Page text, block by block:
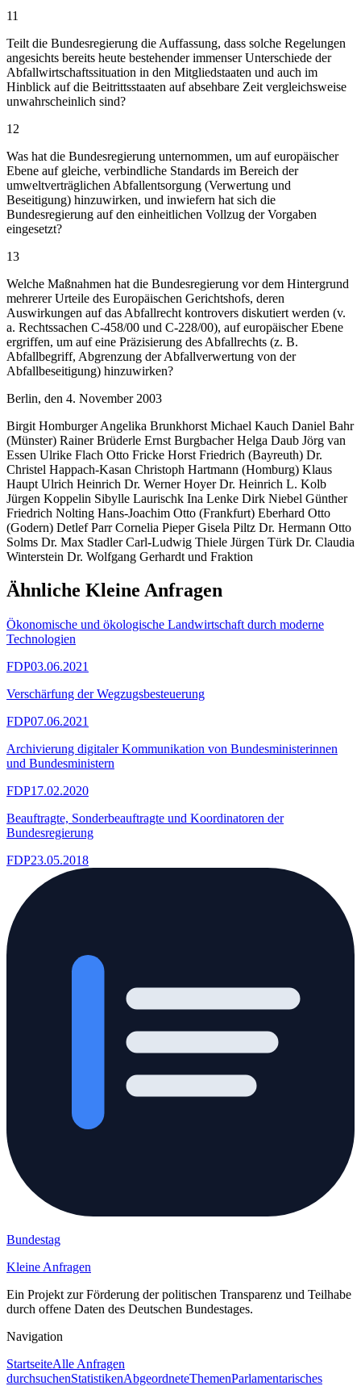
11
Teilt die Bundesregierung die Auffassung, dass solche Regelungen
angesichts bereits heute bestehender immenser Unterschiede der
Abfallwirtschaftssituation in den Mitgliedstaaten und auch im
Hinblick auf die Beitrittsstaaten auf absehbare Zeit vergleichsweise
unwahrscheinlich sind?
12
Was hat die Bundesregierung unternommen, um auf europäischer
Ebene auf gleiche, verbindliche Standards im Bereich der
umweltverträglichen Abfallentsorgung (Verwertung und
Beseitigung) hinzuwirken, und inwiefern hat sich die
Bundesregierung auf den einheitlichen Vollzug der Vorgaben
eingesetzt?
13
Welche Maßnahmen hat die Bundesregierung vor dem Hintergrund
mehrerer Urteile des Europäischen Gerichtshofs, deren
Auswirkungen auf das Abfallrecht kontrovers diskutiert werden (v.
a. Rechtssachen C-458/00 und C-228/00), auf europäischer Ebene
ergriffen, um auf eine Präzisierung des Abfallrechts (z. B.
Abfallbegriff, Abgrenzung der Abfallverwertung von der
Abfallbeseitigung) hinzuwirken?
Berlin, den 4. November 2003
Birgit Homburger Angelika Brunkhorst Michael Kauch Daniel Bahr
(Münster) Rainer Brüderle Ernst Burgbacher Helga Daub Jörg van
Essen Ulrike Flach Otto Fricke Horst Friedrich (Bayreuth) Dr.
Christel Happach-Kasan Christoph Hartmann (Homburg) Klaus
Haupt Ulrich Heinrich Dr. Werner Hoyer Dr. Heinrich L. Kolb
Jürgen Koppelin Sibylle Laurischk Ina Lenke Dirk Niebel Günther
Friedrich Nolting Hans-Joachim Otto (Frankfurt) Eberhard Otto
(Godern) Detlef Parr Cornelia Pieper Gisela Piltz Dr. Hermann Otto
Solms Dr. Max Stadler Carl-Ludwig Thiele Jürgen Türk Dr. Claudia
Winterstein Dr. Wolfgang Gerhardt und Fraktion
Ähnliche Kleine Anfragen
Ökonomische und ökologische Landwirtschaft durch moderne
Technologien
FDP03.06.2021
Verschärfung der Wegzugsbesteuerung
FDP07.06.2021
Archivierung digitaler Kommunikation von Bundesministerinnen
und Bundesministern
FDP17.02.2020
Beauftragte, Sonderbeauftragte und Koordinatoren der
Bundesregierung
FDP23.05.2018
Bundestag
Kleine Anfragen
Ein Projekt zur Förderung der politischen Transparenz und Teilhabe
durch offene Daten des Deutschen Bundestages.
Navigation
StartseiteAlle Anfragen
durchsuchenStatistikenAbgeordneteThemenParlamentarisches